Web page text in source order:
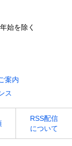
始を除く
案内
ス
RSS配信
について